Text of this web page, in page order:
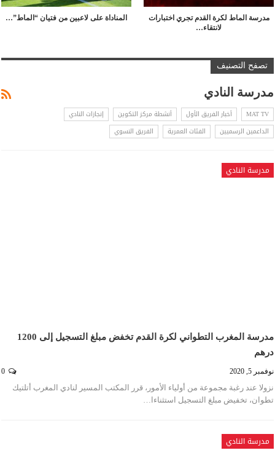
مدرسة الماط لكرة القدم تجري اختبارات
لانتقاء…
المناداة على لاعبين من فتيان “الماط”…
تصفح التصنيف
مدرسة النادي
MAT TV أخبار الفريق الأول أنشطة مركز التكوين
إنجازات النادي
الداعمين الرسميين
الفئات العمرية الفريق النسوي
مدرسة النادي
مدرسة المغرب التطواني لكرة القدم تخفض مبلغ التسجيل إلى 1200
درهم
نوفمبر 5, 2020
نزولا عند رغبة مجموعة من أولياء الأمور، قرر المكتب المسير لنادي المغرب أتلتيك
تطوان، تخفيض مبلغ التسجيل استثناءا…
مدرسة النادي